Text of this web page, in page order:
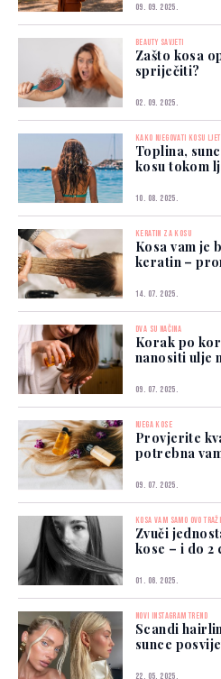
09. 09. 2025.
BEAUTY SAVJETI
Zašto kosa
spriječiti?
02. 09. 2025.
KAKO NJEGOVATI KOSU
Toplina,
kosu tokom
10. 08. 2025.
KERATIN ZA KOSU
Kosa vam je
keratin –
14. 07. 2025.
DVA SU NAČINA
Korak po
nanositi ulje
09. 07. 2025.
NJEGA KOSE
Provjerite
potrebna
09. 07. 2025.
KOSA VAM SAMO OVO TRAŽI
Zvuči
kose – i do 2
01. 06. 2025.
NOVI INSTAGRAM TREND
Scandi
sunce
22. 05. 2025.